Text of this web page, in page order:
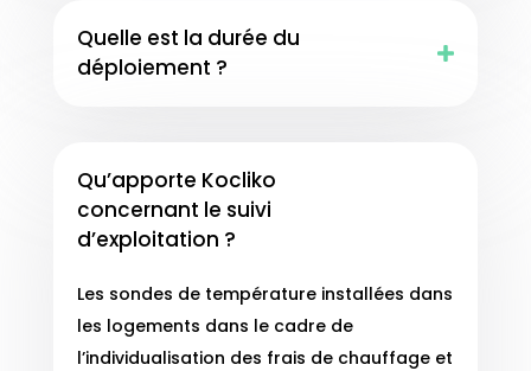
Quelle est la durée du
déploiement ?
Qu’apporte Kocliko
concernant le suivi
d’exploitation ?
Les sondes de température installées dans
les logements dans le cadre de
l’individualisation des frais de chauffage et